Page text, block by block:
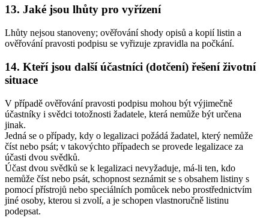
13. Jaké jsou lhůty pro vyřízení
Lhůty nejsou stanoveny; ověřování shody opisů a kopií listin a
ověřování pravosti podpisu se vyřizuje zpravidla na počkání.
14. Kteří jsou další účastníci (dotčení) řešení životní
situace
V případě ověřování pravosti podpisu mohou být výjimečně
účastníky i svědci totožnosti žadatele, která nemůže být určena
jinak.
Jedná se o případy, kdy o legalizaci požádá žadatel, který nemůže
číst nebo psát; v takovýchto případech se provede legalizace za
účasti dvou svědků.
Účast dvou svědků se k legalizaci nevyžaduje, má-li ten, kdo
nemůže číst nebo psát, schopnost seznámit se s obsahem listiny s
pomocí přístrojů nebo speciálních pomůcek nebo prostřednictvím
jiné osoby, kterou si zvolí, a je schopen vlastnoručně listinu
podepsat.